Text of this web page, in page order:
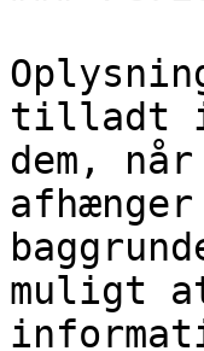
tilladt i
dem,
muligt